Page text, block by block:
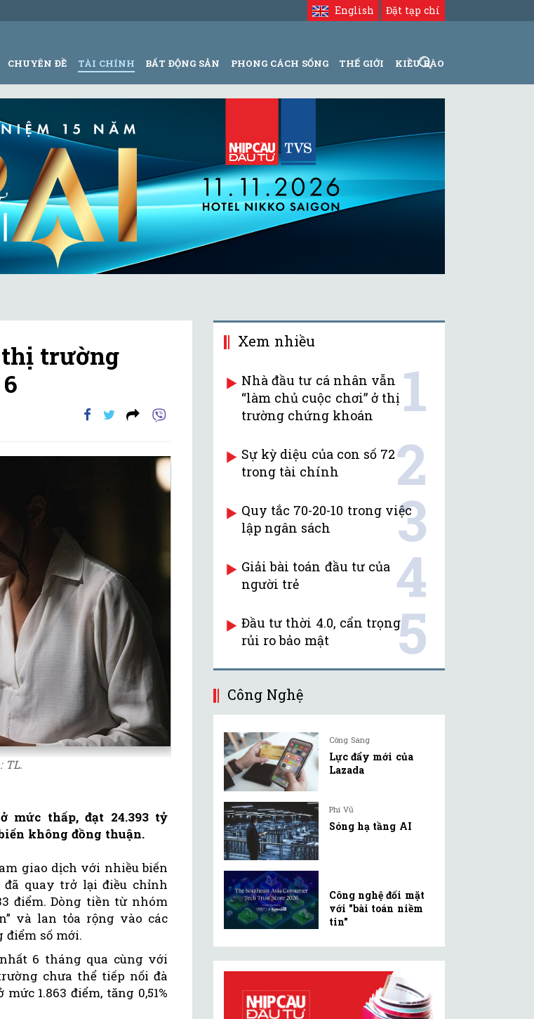
Đặt tạp chí
English
CHUYÊN ĐỀ TÀI CHÍNH BẤT ĐỘNG SẢN PHONG CÁCH SỐNG THẾ GIỚI KIỀU BÀO
trường
TL.
thấp, đạt 24.393 tỷ
không đồng thuận.
giao dịch với nhiều biến
đã quay trở lại điều chỉnh
điểm. Dòng tiền từ nhóm
và lan tỏa rộng vào các
số mới.
6 tháng qua cùng với
chưa thể tiếp nối đà
1.863 điểm, tăng 0,51%
Xem nhiều
Nhà đầu tư cá nhân vẫn
“làm chủ cuộc chơi” ở thị
trường chứng khoán
1
Sự kỳ diệu của con số 72
trong tài chính
2
Quy tắc 70-20-10 trong việc
lập ngân sách
3
Giải bài toán đầu tư của
người trẻ
4
Đầu tư thời 4.0, cẩn trọng
rủi ro bảo mật
5
Công Nghệ
Công Sang
Lực đẩy mới của
Lazada
Phi Vũ
Sóng hạ tầng AI
Công nghệ đối mặt
với "bài toán niềm
tin"